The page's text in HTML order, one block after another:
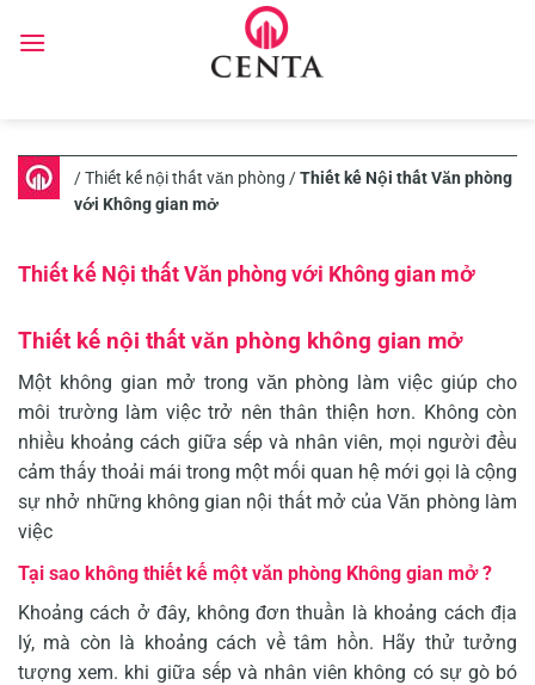
/Thiết kế nội thất văn phòng /Thiết kế Nội thất Văn phòng
với Không gian mở
Thiết kế Nội thất Văn phòng với Không gian mở
Thiết kế nội thất văn phòng không gian mở
Một không gian mở trong văn phòng làm việc giúp cho
môi trường làm việc trở nên thân thiện hơn. Không còn
nhiều khoảng cách giữa sếp và nhân viên, mọi người đều
cảm thấy thoải mái trong một mối quan hệ mới gọi là cộng
sự nhở những không gian nội thất mở của Văn phòng làm
việc
Tại sao không thiết kế một văn phòng Không gian mở ?
Khoảng cách ở đây, không đơn thuần là khoảng cách địa
lý, mà còn là khoảng cách về tâm hồn. Hãy thử tưởng
tượng xem. khi giữa sếp và nhân viên không có sự gò bó